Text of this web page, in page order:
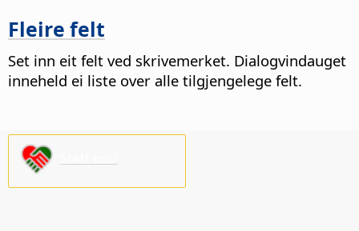
Fleire felt
Set inn eit felt ved skrivemerket. Dialogvindauget
inneheld ei liste over alle tilgjengelege felt.